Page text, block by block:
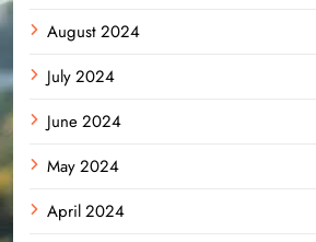
August 2024
July 2024
June 2024
May 2024
April 2024